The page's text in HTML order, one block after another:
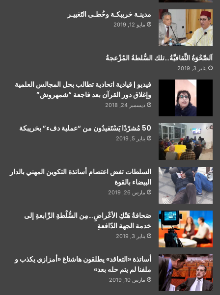
مدينـة خريبكـة وخُطـى التَغييـر
مايو 12, 2019
اَلصَّحْوَةُ الثَّقافيَّةُ…تلك السُّلطةُ المُزْعجةُ
يناير 3, 2019
فيديو | قيادية اتحادية تطالب بحل المجالس العلمية
وإغلاق دور القرآن بعد فاجعة “شمهروش”
ديسمبر 24, 2018
50 مُشرّدًا يَسْتَفيدُون من “عملية دفء” بخريبكة
يناير 5, 2019
السلطات تفض اعتصام أساتذة التكوين المهني بالدار
البيضاء بالقوة
مارس 26, 2019
صَحافةُ هَتْكِ الأعْراضِ…مِن السُّلْطةِ الرِّابعةِ إلى
خدمة الجهة الدّافعةِ
يناير 3, 2019
أساتذة «التعاقد» يطلقون هاشتاغ «أمزازي يكذب و
ملفنا لم يتم حله بعد»
مارس 10, 2019